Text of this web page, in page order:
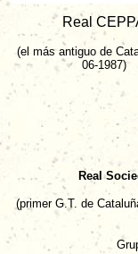
Real
(el más antiguo de
06-1987)
Real
(primer G.T. de